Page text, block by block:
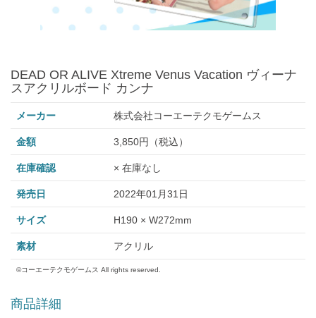
DEAD OR ALIVE Xtreme Venus Vacation ヴィーナ
スアクリルボード カンナ
メーカー 株式会社コーエーテクモゲームス
金額 3,850円（税込）
在庫確認 × 在庫なし
発売日 2022年01月31日
サイズ H190 × W272mm
素材 アクリル
©コーエーテクモゲームス All rights reserved.
商品詳細